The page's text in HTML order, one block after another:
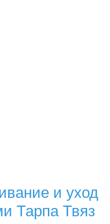
и уход
Тарпа Твяз